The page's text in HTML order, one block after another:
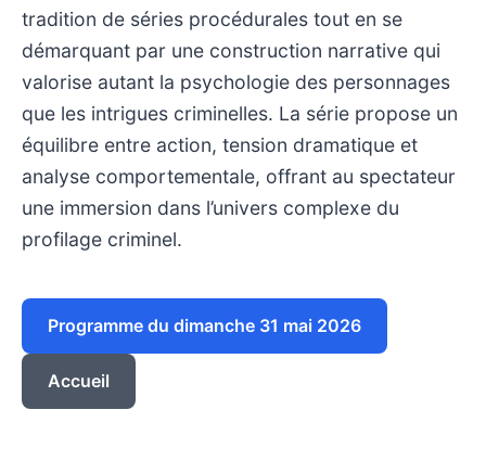
tradition de séries procédurales tout en se
démarquant par une construction narrative qui
valorise autant la psychologie des personnages
que les intrigues criminelles. La série propose un
équilibre entre action, tension dramatique et
analyse comportementale, offrant au spectateur
une immersion dans l’univers complexe du
profilage criminel.
Programme du dimanche 31 mai 2026
Accueil